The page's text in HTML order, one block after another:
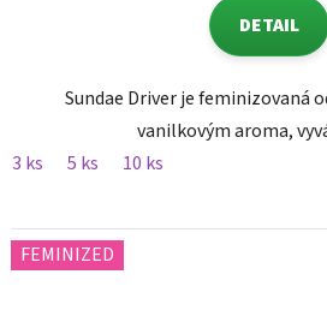
DETAIL
Sundae Driver je feminizovaná
vanilkovým aroma,
3 ks
5 ks 10 ks
FEMINIZED